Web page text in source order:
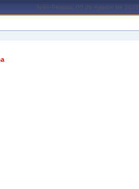
João Pessoa, 08 de Agosto de 2026